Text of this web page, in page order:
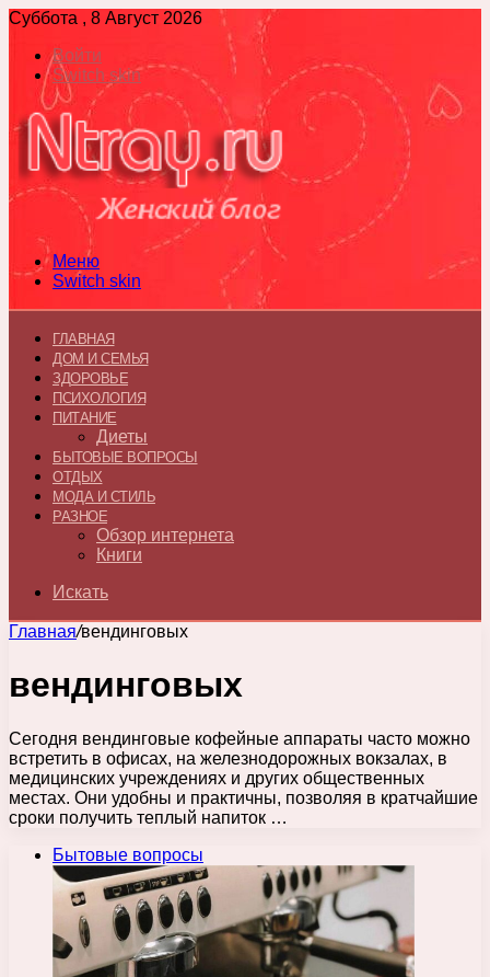
Суббота , 8 Август 2026
Войти
Switch skin
Меню
Switch skin
ГЛАВНАЯ
ДОМ И СЕМЬЯ
ЗДОРОВЬЕ
ПСИХОЛОГИЯ
ПИТАНИЕ
Диеты
БЫТОВЫЕ ВОПРОСЫ
ОТДЫХ
МОДА И СТИЛЬ
РАЗНОЕ
Обзор интернета
Книги
Искать
Главная/вендинговых
вендинговых
Сегодня вендинговые кофейные аппараты часто можно
встретить в офисах, на железнодорожных вокзалах, в
медицинских учреждениях и других общественных
местах. Они удобны и практичны, позволяя в кратчайшие
сроки получить теплый напиток …
Бытовые вопросы